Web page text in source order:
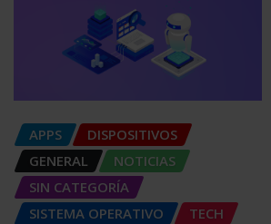
APPS
DISPOSITIVOS
GENERAL
NOTICIAS
SIN CATEGORÍA
SISTEMA OPERATIVO
TECH